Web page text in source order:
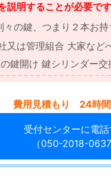
明することが必要です
々の鍵、つまり２本お
又は管理組合 大家など
鍵開け 鍵シリンダー交
費用見積もり 24時間
受付センターに電話
（050-2018-0637